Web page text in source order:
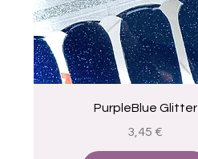
Aperçu rapide
PurpleBlue Glitter
Prix
3,45 €